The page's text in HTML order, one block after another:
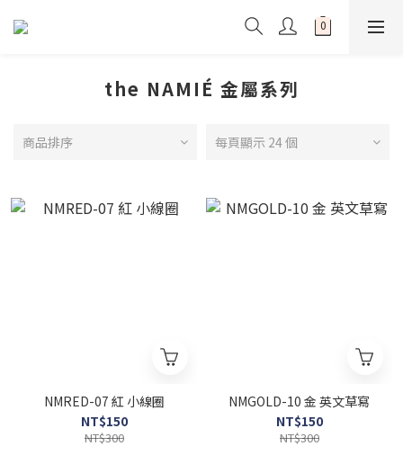
the NAMIÉ 金屬系列
商品排序 每頁顯示 24 個
NMRED-07 紅 小線圈
NT$150
NT$300
NMGOLD-10 金 英文草寫
NT$150
NT$300